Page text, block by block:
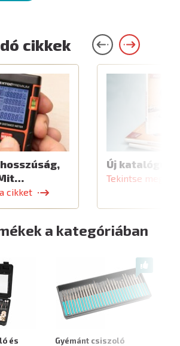
cikkek
cikket
Új katalógus
Tekintse meg a
a kategóriában
és
Gyémánt csiszoló